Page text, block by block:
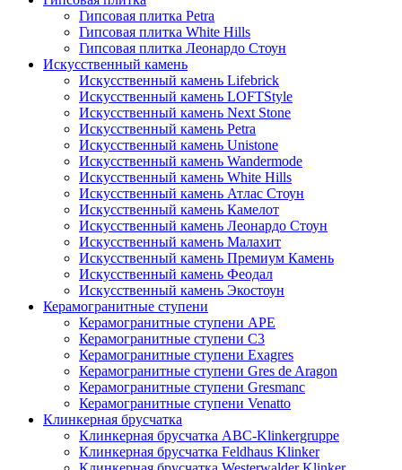
Гипсовая плитка Petra
Гипсовая плитка White Hills
Гипсовая плитка Леонардо Стоун
Искусственный камень
Искусственный камень Lifebrick
Искусственный камень LOFTStyle
Искусственный камень Next Stone
Искусственный камень Petra
Искусственный камень Unistone
Искусственный камень Wandermode
Искусственный камень White Hills
Искусственный камень Атлас Стоун
Искусственный камень Камелот
Искусственный камень Леонардо Стоун
Искусственный камень Малахит
Искусственный камень Премиум Камень
Искусственный камень Феодал
Искусственный камень Экостоун
Керамогранитные ступени
Керамогранитные ступени APE
Керамогранитные ступени C3
Керамогранитные ступени Exagres
Керамогранитные ступени Gres de Aragon
Керамогранитные ступени Gresmanc
Керамогранитные ступени Venatto
Клинкерная брусчатка
Клинкерная брусчатка ABC-Klinkergruppe
Клинкерная брусчатка Feldhaus Klinker